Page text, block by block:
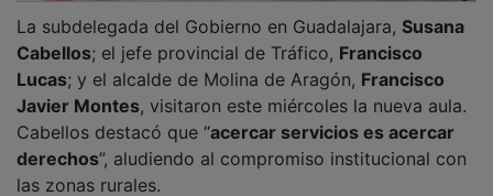
Cabellos; el jefe provincial de Tráfico,Francisco
Lucas; y el alcalde de Molina de Aragón,Francisco
Javier Montes, visitaron este miércoles la nueva aula.
Cabellos destacó que “acercar servicios es acercar
derechos”, aludiendo al compromiso institucional con
las zonas rurales.